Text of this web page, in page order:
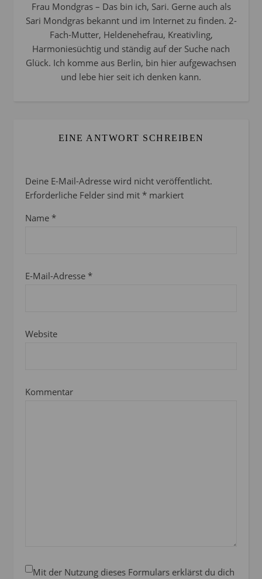
Frau Mondgras – Das bin ich, Sari. Gerne auch als
Sari Mondgras bekannt und im Internet zu finden. 2-
Fach-Mutter, Heldenehefrau, Kreativling,
Harmoniesüchtig und ständig auf der Suche nach
Glück. Ich komme aus Berlin, bin hier aufgewachsen
und lebe hier seit ich denken kann.
EINE ANTWORT SCHREIBEN
Deine E-Mail-Adresse wird nicht veröffentlicht.
Erforderliche Felder sind mit * markiert
Name *
E-Mail-Adresse *
Website
Kommentar
Mit der Nutzung dieses Formulars erklärst du dich